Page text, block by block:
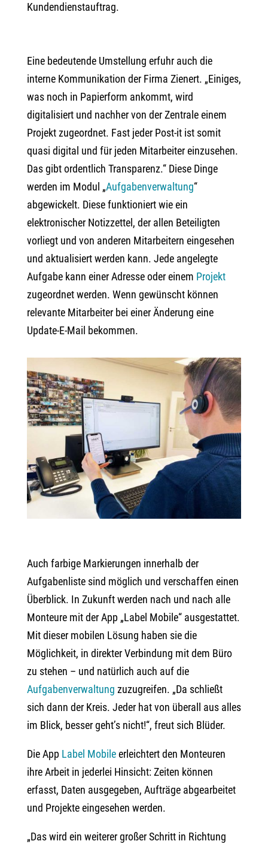
Kundendienstauftrag.
Eine bedeutende Umstellung erfuhr auch die
interne Kommunikation der Firma Zienert. „Einiges,
was noch in Papierform ankommt, wird
digitalisiert und nachher von der Zentrale einem
Projekt zugeordnet. Fast jeder Post-it ist somit
quasi digital und für jeden Mitarbeiter einzusehen.
Das gibt ordentlich Transparenz.“ Diese Dinge
werden im Modul „Aufgabenverwaltung“
abgewickelt. Diese funktioniert wie ein
elektronischer Notizzettel, der allen Beteiligten
vorliegt und von anderen Mitarbeitern eingesehen
und aktualisiert werden kann. Jede angelegte
Aufgabe kann einer Adresse oder einem Projekt
zugeordnet werden. Wenn gewünscht können
relevante Mitarbeiter bei einer Änderung eine
Update-E-Mail bekommen.
Auch farbige Markierungen innerhalb der
Aufgabenliste sind möglich und verschaffen einen
Überblick. In Zukunft werden nach und nach alle
Monteure mit der App „Label Mobile“ ausgestattet.
Mit dieser mobilen Lösung haben sie die
Möglichkeit, in direkter Verbindung mit dem Büro
zu stehen – und natürlich auch auf die
Aufgabenverwaltung zuzugreifen. „Da schließt
sich dann der Kreis. Jeder hat von überall aus alles
im Blick, besser geht’s nicht!“, freut sich Blüder.
Die App Label Mobileerleichtert den Monteuren
ihre Arbeit in jederlei Hinsicht: Zeiten können
erfasst, Daten ausgegeben, Aufträge abgearbeitet
und Projekte eingesehen werden.
„Das wird ein weiterer großer Schritt in Richtung